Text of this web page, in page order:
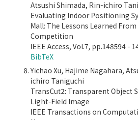
Atsushi Shimada, Rin-ichiro
Evaluating Indoor Positioning
Mall: The Lessons Learned From
Competition
IEEE Access, Vol.7, pp.148594 -
BibTeX
Yichao Xu, Hajime Nagahara,
ichiro Taniguchi
TransCut2: Transparent Object
Light-Field Image
IEEE Transactions on